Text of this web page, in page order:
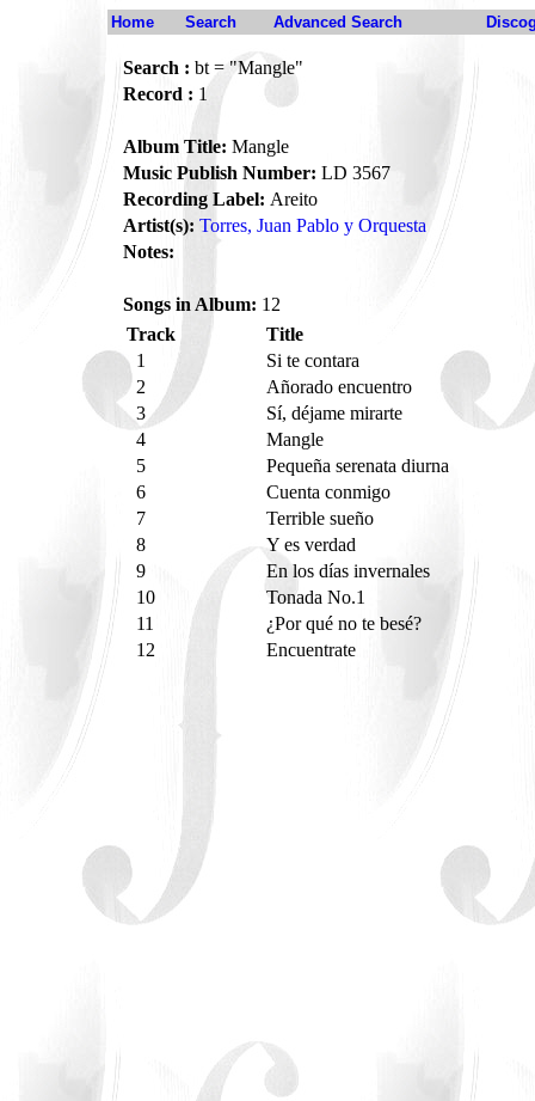
Home Search Advanced Search
Search : bt = "Mangle"
Record : 1
Album Title: Mangle
Music Publish Number: LD 3567
Recording Label: Areito
Artist(s): Torres, Juan Pablo y Orquesta
Notes:
Songs in Album: 12
Track
Title
1
Si te contara
2
Añorado encuentro
3
Sí, déjame mirarte
4
Mangle
5
Pequeña serenata diurna
6
Cuenta conmigo
7
Terrible sueño
8
Y es verdad
9
En los días invernales
10
Tonada No.1
11
¿Por qué no te besé?
12
Encuentrate